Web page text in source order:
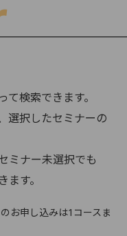
て検索できます。
選択したセミナーの
ミナー未選択でも
す。
お申し込みは1コースま